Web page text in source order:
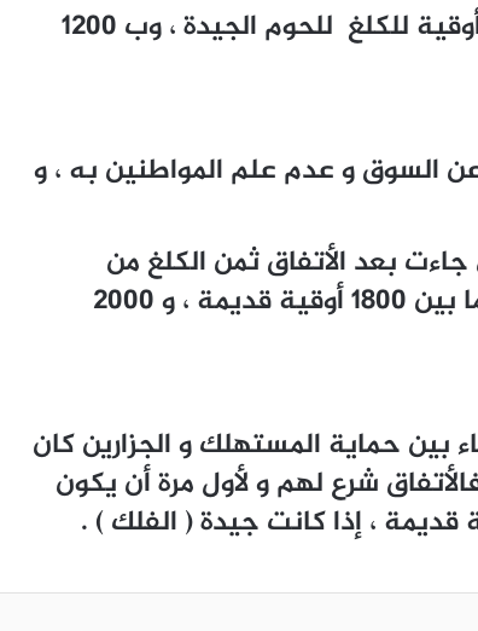
و قد ﺗﻢ ﺗﺤﺪﻳﺪ ﺗﻠﻚ ﺍﻷﺳﻌﺎﺭ ب 1500: ﺃﻭﻗﻴﺔ للكلغ ﻟﻠﺤﻮﻡ ﺍﻟﺠﻴﺪﺓ ، وب 1200
السوق و عدم علم المواطنين به ، و
بعد الأتفاق ثمن الكلغ من
اللحوم الحمراء فيه يقف على حاجز ما بين 1800 أوقية قديمة ، و 2000
بين حماية المستهلك و الجزارين كان
شرع لهم و لأول مرة أن يكون